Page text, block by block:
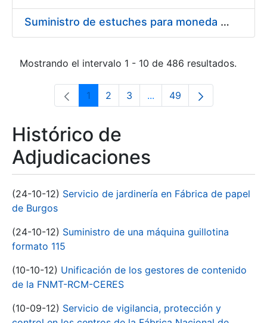
Suministro de estuches para moneda de 30 €
Mostrando el intervalo 1 - 10 de 486 resultados.
Página
1 Página
2 Página
3 ...Páginas intermedias Use
Página
49
Histórico de
Adjudicaciones
(24-10-12) Servicio de jardinería en Fábrica de papel
de Burgos
(24-10-12) Suministro de una máquina guillotina
formato 115
(10-10-12) Unificación de los gestores de contenido
de la FNMT-RCM-CERES
(10-09-12) Servicio de vigilancia, protección y